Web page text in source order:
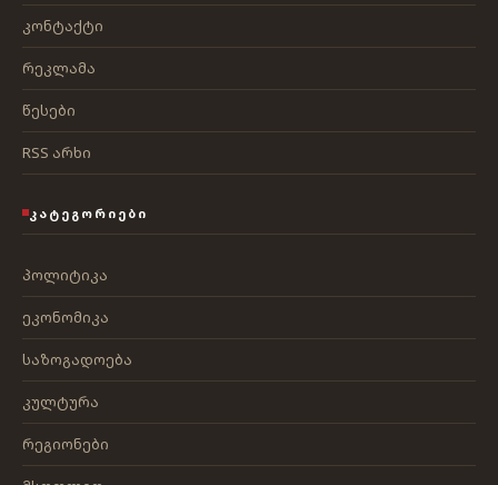
კონტაქტი
რეკლამა
წესები
RSS არხი
ᲙᲐᲢᲔᲒᲝᲠᲘᲔᲑᲘ
პოლიტიკა
ეკონომიკა
საზოგადოება
კულტურა
რეგიონები